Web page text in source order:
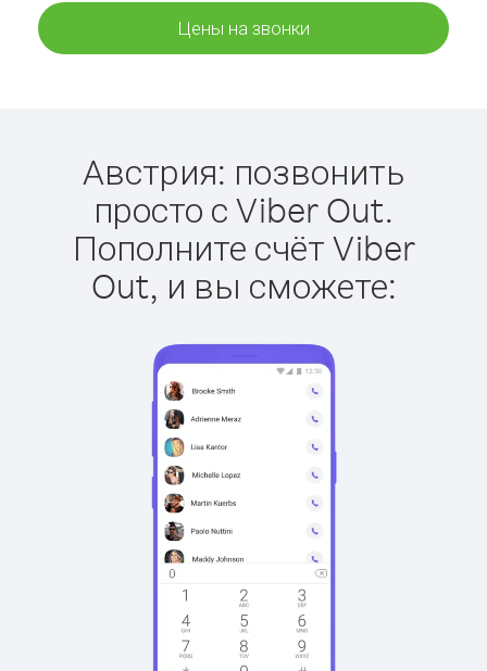
Цены на звонки
Австрия: позвонить
просто с Viber Out.
Пополните счёт Viber
Out, и вы сможете: